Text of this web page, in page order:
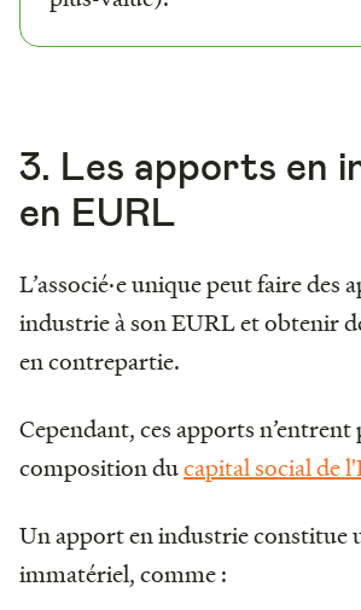
3. Les apports en
en EURL
L’associé·e unique peut faire des
industrie à son EURL et obtenir
en contrepartie.
Cependant, ces apports n’entrent
composition ducapital social de
Un apport en industrie constitue
immatériel, comme :